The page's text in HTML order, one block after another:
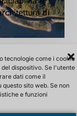
tecnologie come i cookie
dispositivo. Se l'utente
dati come il
sito web. Se non
e funzioni
di
minaccia
è stata
sistemi di